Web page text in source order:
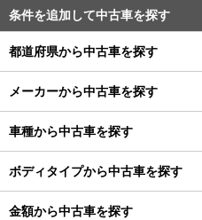
条件を追加して中古車を探す
都道府県から中古車を探す
メーカーから中古車を探す
車種から中古車を探す
ボディタイプから中古車を探す
金額から中古車を探す